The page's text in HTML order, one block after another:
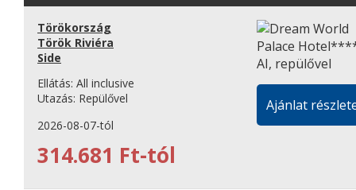
Törökország
Török Riviéra
Side
Ellátás: All inclusive
Utazás: Repülővel
2026-08-07-tól
314.681 Ft-tól
Ajánlat